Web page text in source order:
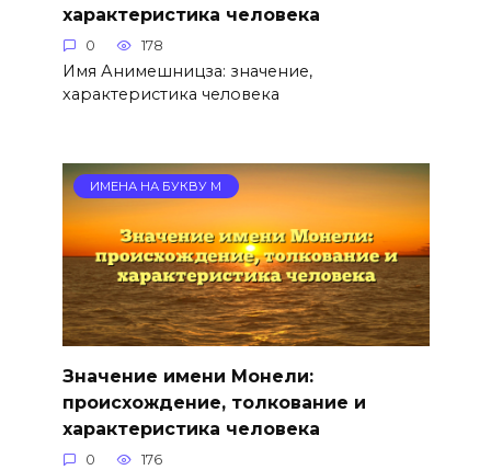
характеристика человека
0 178
Имя Анимешницза: значение,
характеристика человека
ИМЕНА НА БУКВУ М
Значение имени Монели:
происхождение, толкование и
характеристика человека
0 176